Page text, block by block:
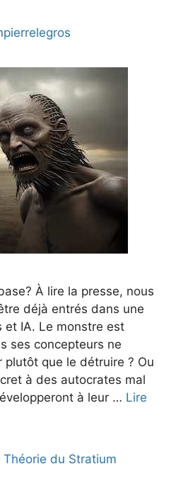
À lire la presse, nous
déjà entrés dans une
et IA. Le monstre est
ses concepteurs ne
que le détruire ? Ou
à des autocrates mal
à leur … Lire
Théorie du Stratium